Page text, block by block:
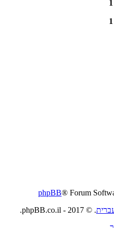
1
1
phpBB® Forum
. © 2017 - phpBB.co.il.